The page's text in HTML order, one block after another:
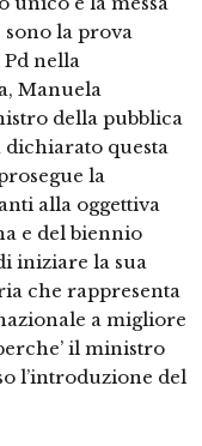
sono la prova
Pd nella
Manuela
della pubblica
questa
la
alla oggettiva
e del biennio
iniziare la sua
che rappresenta
a migliore
il ministro
l’introduzione del